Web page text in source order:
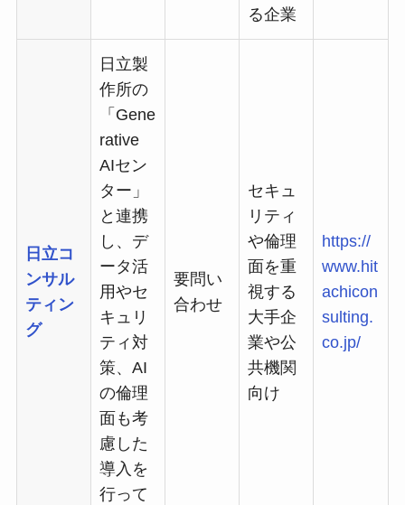
る企業
日立コ
ンサル
ティン
グ
日立製
作所の
「Gene
rative
AIセン
ター」
と連携
し、デ
ータ活
用やセ
キュリ
ティ対
策、AI
の倫理
面も考
慮した
導入を
行って
要問い
合わせ
セキュ
リティ
や倫理
面を重
視する
大手企
業や公
共機関
向け
https://
www.hit
achicon
sulting.
co.jp/